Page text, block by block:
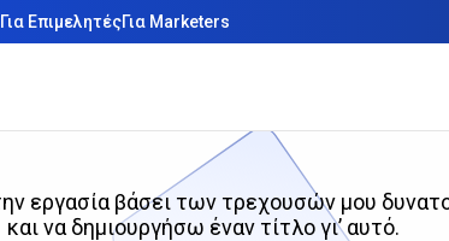
Για ΕπιμελητέςΓια Marketers
εργασία βάσει των τρεχουσών μου
και να δημιουργήσω έναν τίτλο γι’ αυτό.